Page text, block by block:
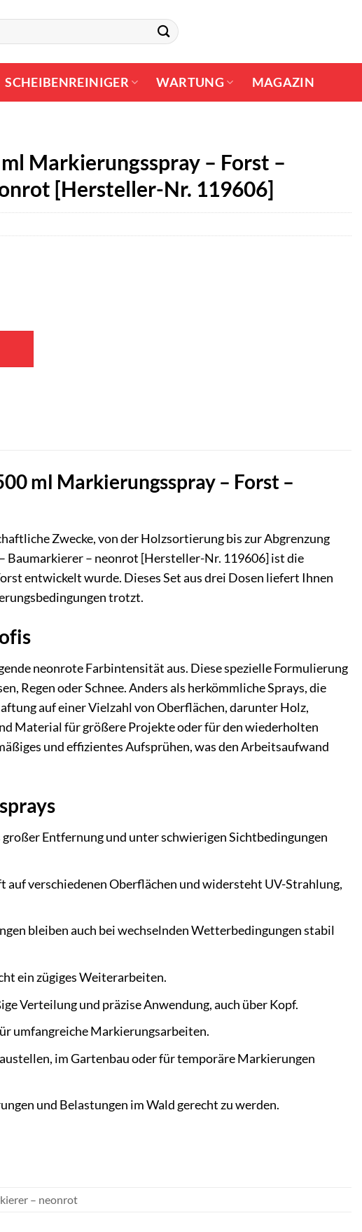
SCHEIBENREINIGER WARTUNG MAGAZIN
Markierungsspray – Forst –
[Hersteller-Nr. 119606]
ml Markierungsspray – Forst –
Zwecke, von der Holzsortierung bis zur Abgrenzung
Baumarkierer – neonrot [Hersteller-Nr. 119606] ist die
entwickelt wurde. Dieses Set aus drei Dosen liefert Ihnen
trotzt.
neonrote Farbintensität aus. Diese spezielle Formulierung
Regen oder Schnee. Anders als herkömmliche Sprays, die
auf einer Vielzahl von Oberflächen, darunter Holz,
Material für größere Projekte oder für den wiederholten
und effizientes Aufsprühen, was den Arbeitsaufwand
Entfernung und unter schwierigen Sichtbedingungen
verschiedenen Oberflächen und widersteht UV-Strahlung,
bleiben auch bei wechselnden Wetterbedingungen stabil
ein zügiges Weiterarbeiten.
Verteilung und präzise Anwendung, auch über Kopf.
umfangreiche Markierungsarbeiten.
im Gartenbau oder für temporäre Markierungen
und Belastungen im Wald gerecht zu werden.
– neonrot